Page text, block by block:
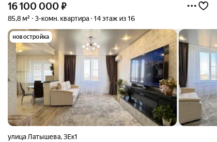
16 100 000 ₽
85,8 м² 3-комн. квартира 14 этаж из 16
новостройка
улица Латышева,3Ек1